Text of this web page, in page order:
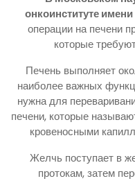
онкоинституте
операции на печени
которые
Печень выполняет
наиболее важных
нужна для
печени, которые
кровеносными
Желчь поступает в
протокам, затем